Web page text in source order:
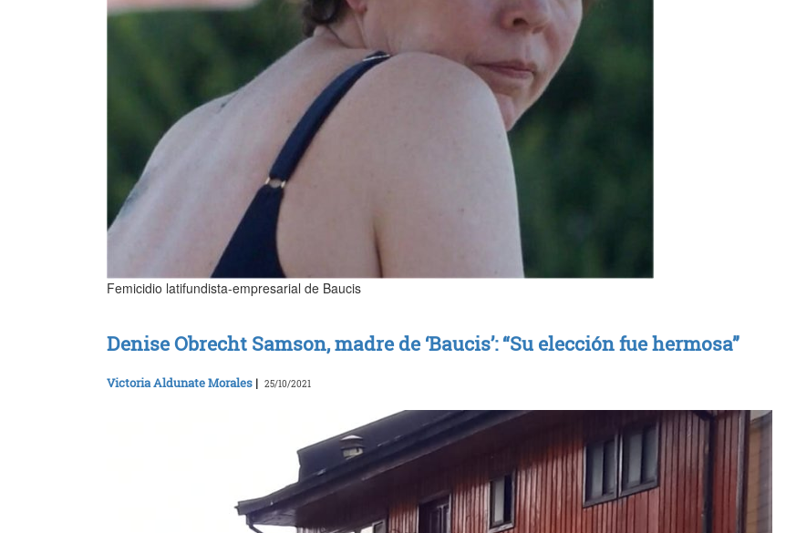
Femicidio latifundista-empresarial de Baucis
Denise Obrecht Samson, madre de ‘Baucis’: “Su elección fue hermosa”
Victoria Aldunate Morales | 25/10/2021